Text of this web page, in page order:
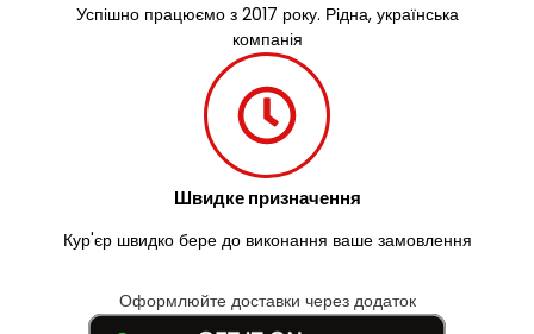
Успішно працюємо з 2017 року. Рідна, українська
компанія
Швидке призначення
Кур'єр швидко бере до виконання ваше замовлення
Оформлюйте доставки через додаток